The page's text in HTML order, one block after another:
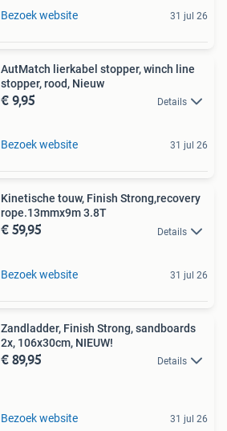
Bezoek website 31 jul 26
AutMatch lierkabel stopper, winch line
stopper, rood, Nieuw
€ 9,95 Details
Bezoek website 31 jul 26
Kinetische touw, Finish Strong,recovery
rope.13mmx9m 3.8T
€ 59,95 Details
Bezoek website 31 jul 26
Zandladder, Finish Strong, sandboards
2x, 106x30cm, NIEUW!
€ 89,95 Details
Bezoek website 31 jul 26